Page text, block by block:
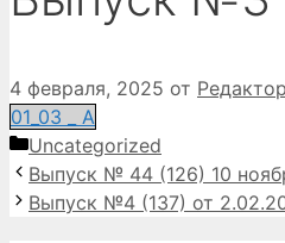
4 февраля, 2025 от Редактор
01_03 _ А
Рубрики
Uncategorized
Выпуск № 44 (126) 10
Выпуск №4 (137) от